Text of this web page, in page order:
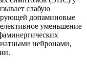
слабую
допаминовые
уменьшение
нейронами,